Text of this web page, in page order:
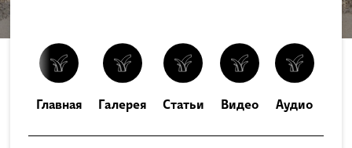
Главная Галерея Статьи Видео Аудио
*Электронный адрес
הרשמה